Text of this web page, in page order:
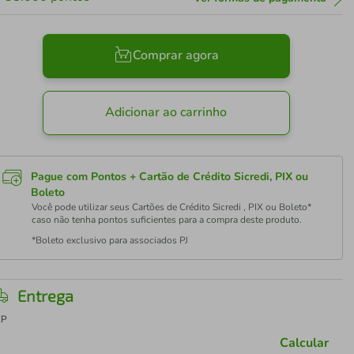
Comprar agora
Adicionar ao carrinho
Pague com Pontos + Cartão de Crédito Sicredi, PIX ou
Boleto
Você pode utilizar seus Cartões de Crédito Sicredi , PIX ou Boleto*
caso não tenha pontos suficientes para a compra deste produto.
*Boleto exclusivo para associados PJ
Entrega
Calcular